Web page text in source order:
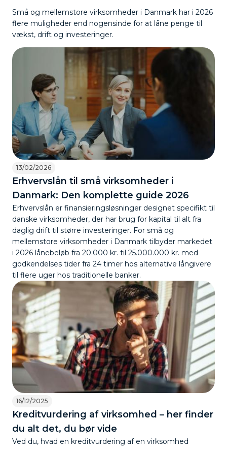
Små og mellemstore virksomheder i Danmark har i 2026
flere muligheder end nogensinde for at låne penge til
vækst, drift og investeringer.
13/02/2026
Erhvervslån til små virksomheder i
Danmark: Den komplette guide 2026
Erhvervslån er finansieringsløsninger designet specifikt til
danske virksomheder, der har brug for kapital til alt fra
daglig drift til større investeringer. For små og
mellemstore virksomheder i Danmark tilbyder markedet
i 2026 lånebeløb fra 20.000 kr. til 25.000.000 kr. med
godkendelses tider fra 24 timer hos alternative långivere
til flere uger hos traditionelle banker.
16/12/2025
Kreditvurdering af virksomhed – her finder
du alt det, du bør vide
Ved du, hvad en kreditvurdering af en virksomhed